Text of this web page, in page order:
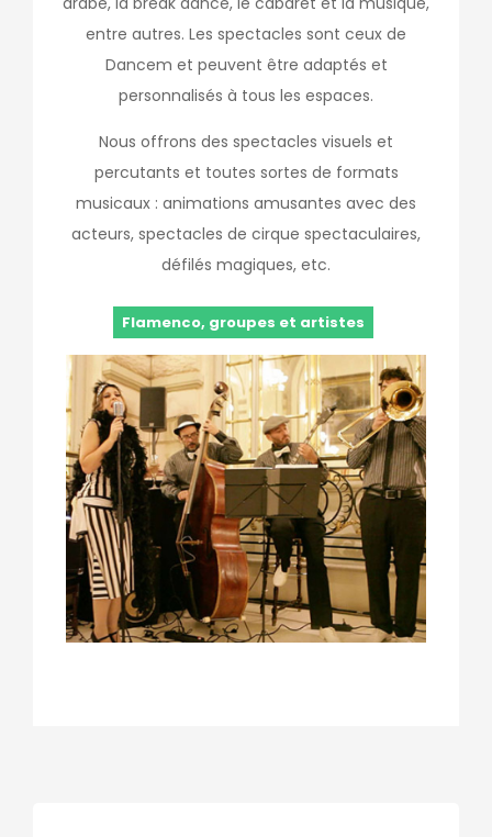
entre autres. Les spectacles sont ceux de
Dancem et peuvent être adaptés et
personnalisés à tous les espaces.
Nous offrons des spectacles visuels et
percutants et toutes sortes de formats
musicaux : animations amusantes avec des
acteurs, spectacles de cirque spectaculaires,
défilés magiques, etc.
Flamenco, groupes et artistes